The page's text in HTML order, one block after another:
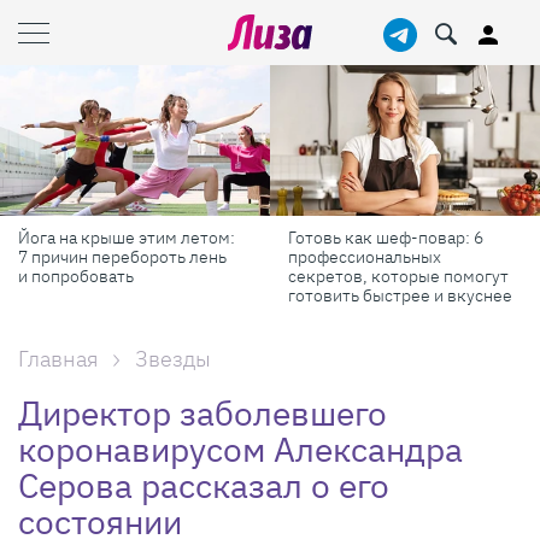
Йога на крыше этим летом:
7 причин перебороть лень
и попробовать
Готовь как шеф-повар: 6
профессиональных
секретов, которые помогут
готовить быстрее и вкуснее
Главная Звезды
Директор заболевшего
коронавирусом Александра
Серова рассказал о его
состоянии